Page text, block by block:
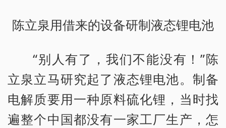
陈立泉用借来的设备研制液态锂电池
“别人有了，我们不能没有！”陈
立泉立马研究起了液态锂电池。制备
电解质要用一种原料硫化锂，当时找
遍整个中国都没有一家工厂生产，怎